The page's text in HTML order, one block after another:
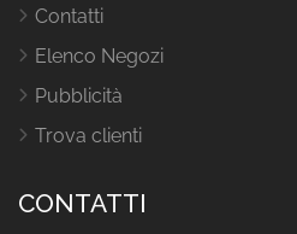
Contatti
Elenco Negozi
Pubblicità
Trova clienti
CONTATTI